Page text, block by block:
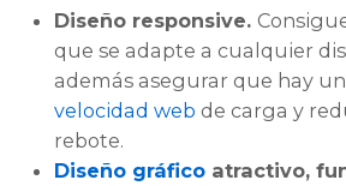
Diseño responsive.
que se adapte a cualquier
además asegurar que hay
velocidad web de carga y
rebote.
Diseño gráficoatractivo,